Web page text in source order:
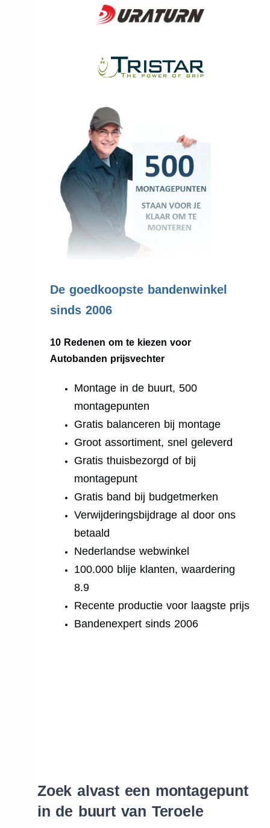
De goedkoopste bandenwinkel
sinds 2006
10 Redenen om te kiezen voor
Autobanden prijsvechter
Montage in de buurt, 500
montagepunten
Gratis balanceren bij montage
Groot assortiment, snel geleverd
Gratis thuisbezorgd of bij
montagepunt
Gratis band bij budgetmerken
Verwijderingsbijdrage al door ons
betaald
Nederlandse webwinkel
100.000 blije klanten, waardering
8.9
Recente productie voor laagste prijs
Bandenexpert sinds 2006
Zoek alvast een montagepunt
in de buurt van Teroele